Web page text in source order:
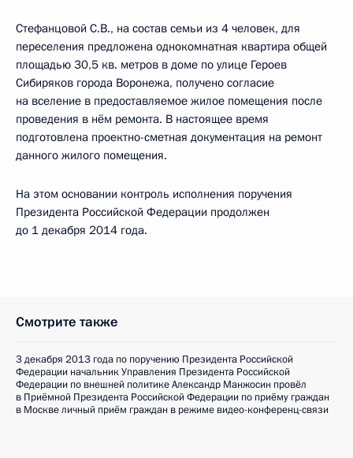
Стефанцовой С.В., на состав семьи из 4 человек, для
переселения предложена однокомнатная квартира общей
площадью 30,5 кв. метров в доме по улице Героев
Сибиряков города Воронежа, получено согласие
на вселение в предоставляемое жилое помещения после
проведения в нём ремонта. В настоящее время
подготовлена проектно-сметная документация на ремонт
данного жилого помещения.
На этом основании контроль исполнения поручения
Президента Российской Федерации продолжен
до 1 декабря 2014 года.
Смотрите также
3 декабря 2013 года по поручению Президента Российской
Федерации начальник Управления Президента Российской
Федерации по внешней политике Александр Манжосин провёл
в Приёмной Президента Российской Федерации по приёму граждан
в Москве личный приём граждан в режиме видео-конференц-связи